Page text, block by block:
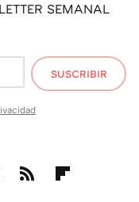
SEMANAL
SUSCRIBIR